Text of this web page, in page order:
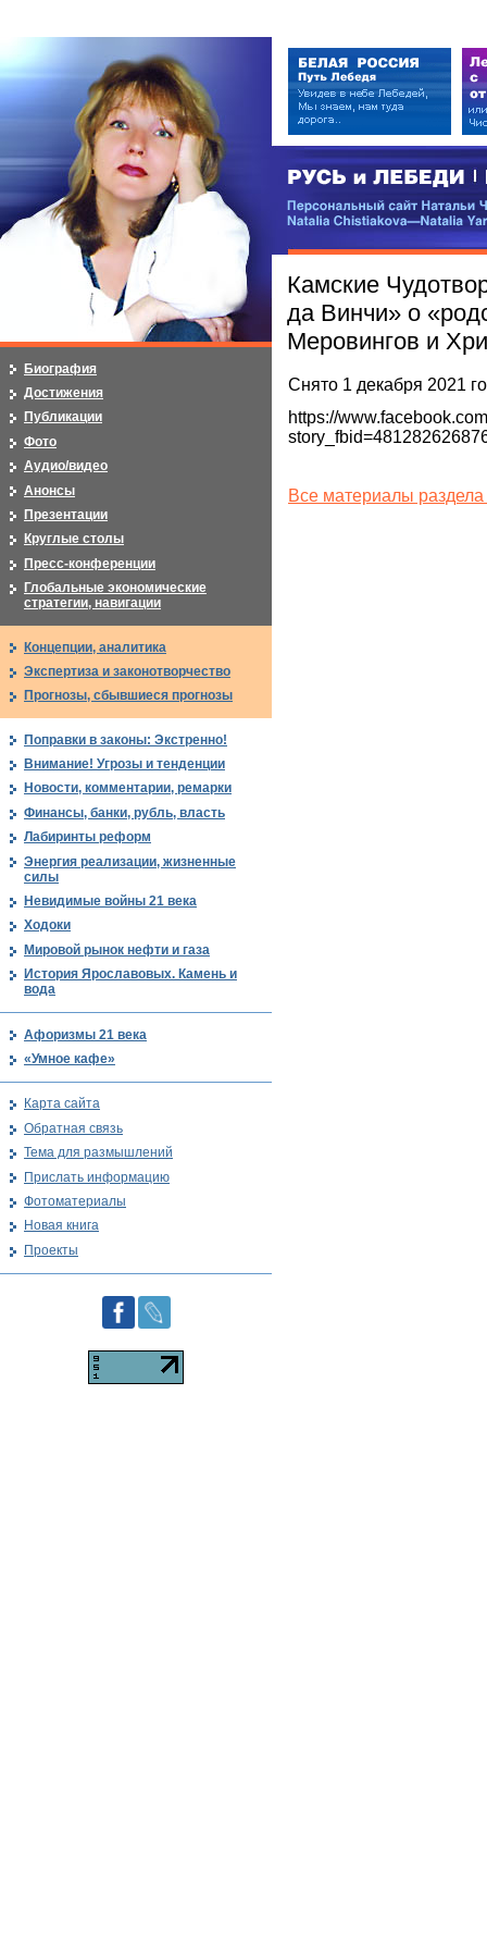
РУСЬ и ЛЕБЕДИ | RUSI —
Персональный сайт Натальи
Камские
да Винчи» о
Меровингов и
Снято 1 декабря 2021
https://
Все материалы
Биография
Достижения
Публикации
Фото
Аудио/видео
Анонсы
Презентации
Круглые столы
Пресс-конференции
Глобальные экономические
стратегии, навигации
Концепции, аналитика
Экспертиза и законотворчество
Прогнозы, сбывшиеся прогнозы
Поправки в законы: Экстренно!
Внимание! Угрозы и тенденции
Новости, комментарии, ремарки
Финансы, банки, рубль, власть
Лабиринты реформ
Энергия реализации, жизненные
силы
Невидимые войны 21 века
Ходоки
Мировой рынок нефти и газа
История Ярославовых. Камень и
вода
Афоризмы 21 века
«Умное кафе»
Карта сайта
Обратная связь
Тема для размышлений
Прислать информацию
Фотоматериалы
Новая книга
Проекты